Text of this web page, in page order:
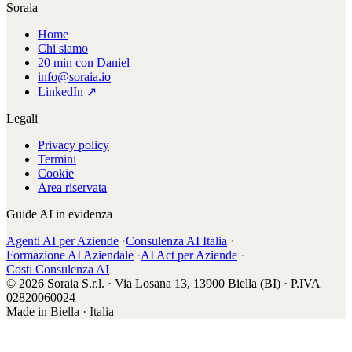
Soraia
Home
Chi siamo
20 min con Daniel
info@soraia.io
LinkedIn ↗
Legali
Privacy policy
Termini
Cookie
Area riservata
Guide AI in evidenza
Agenti AI per Aziende ·Consulenza AI Italia ·
Formazione AI Aziendale ·AI Act per Aziende ·
Costi Consulenza AI
© 2026 Soraia S.r.l. · Via Losana 13, 13900 Biella (BI) · P.IVA
02820060024
Made in Biella · Italia